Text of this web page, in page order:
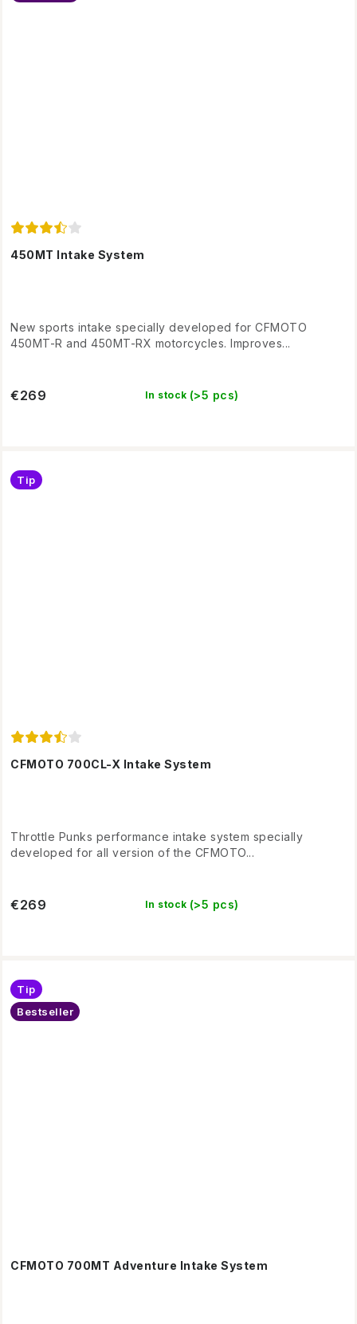
450MT Intake System
In stock (>5 pcs)
€269
New sports intake specially developed for CFMOTO
450MT-R and 450MT-RX motorcycles. Improves...
CFMOTO 700CL-X Intake System
Tip
In stock (>5 pcs)
€269
Throttle Punks performance intake system specially
developed for all version of the CFMOTO...
CFMOTO 700MT Adventure Intake System
Tip
Bestseller